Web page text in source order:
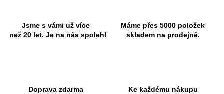
Jsme s vámi už více
než 20 let. Je na nás spoleh!
Máme přes 5000 položek
skladem na prodejně.
Doprava zdarma
Ke každému nákupu